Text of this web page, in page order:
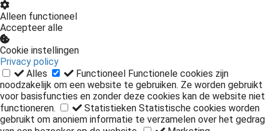
Alleen functioneel
Accepteer alle
Cookie instellingen
Privacy policy
Alles
Functioneel Functionele cookies zijn
noodzakelijk om een website te gebruiken. Ze worden gebruikt
voor basisfuncties en zonder deze cookies kan de website niet
functioneren.
Statistieken Statistische cookies worden
gebruikt om anoniem informatie te verzamelen over het gedrag